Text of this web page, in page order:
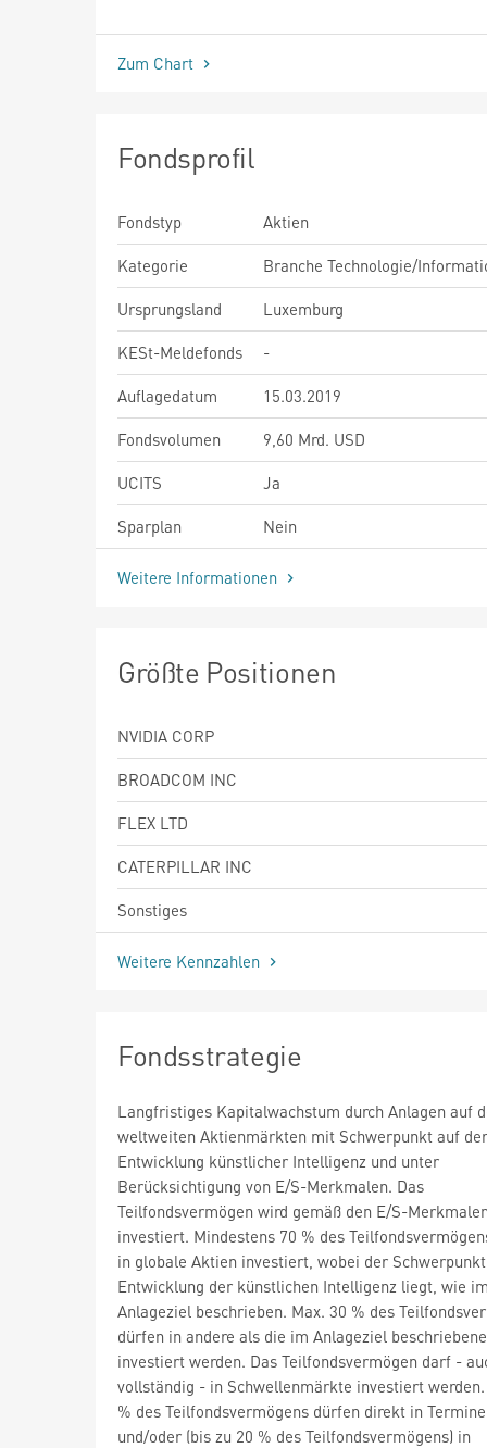
seit Beginn
Zum Chart
Fondsprofil
Fondstyp
Aktien
Kategorie
Branche Technologie/
Ursprungsland
Luxemburg
KESt-Meldefonds
-
Auflagedatum
15.03.2019
Fondsvolumen
9,60 Mrd. USD
UCITS
Ja
Sparplan
Nein
Weitere Informationen
Größte Positionen
NVIDIA CORP
BROADCOM INC
FLEX LTD
CATERPILLAR INC
Sonstiges
Weitere Kennzahlen
Fondsstrategie
Langfristiges Kapitalwachstum durch Anlagen auf
weltweiten Aktienmärkten mit Schwerpunkt auf der
Entwicklung künstlicher Intelligenz und unter
Berücksichtigung von E/S-Merkmalen. Das
Teilfondsvermögen wird gemäß den E/S-
investiert. Mindestens 70 % des
in globale Aktien investiert, wobei der
Entwicklung der künstlichen Intelligenz liegt, wie
Anlageziel beschrieben. Max. 30 % des
dürfen in andere als die im Anlageziel
investiert werden. Das Teilfondsvermögen darf -
vollständig - in Schwellenmärkte investiert werden.
% des Teilfondsvermögens dürfen direkt in
und/oder (bis zu 20 % des Teilfondsvermögens) in